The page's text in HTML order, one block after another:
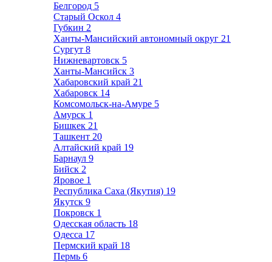
Белгород 5
Старый Оскол 4
Губкин 2
Ханты-Мансийский автономный округ 21
Сургут 8
Нижневартовск 5
Ханты-Мансийск 3
Хабаровский край 21
Хабаровск 14
Комсомольск-на-Амуре 5
Амурск 1
Бишкек 21
Ташкент 20
Алтайский край 19
Барнаул 9
Бийск 2
Яровое 1
Республика Саха (Якутия) 19
Якутск 9
Покровск 1
Одесская область 18
Одесса 17
Пермский край 18
Пермь 6